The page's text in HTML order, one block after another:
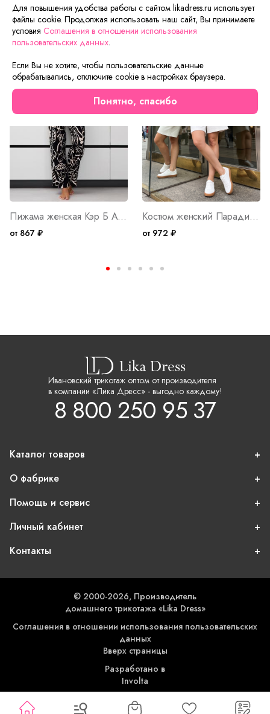
Новинка
Пижама женская Кэр Б Арт. 10401
от 867 ₽
Новинка
Костюм женский Парадиз М Арт. 10404
от 972 ₽
Ивановский трикотаж оптом от производителя
в компании «Лика Дресс» - выгодно каждому!
8 800 250 95 37
Каталог товаров
О фабрике
Помощь и сервис
Личный кабинет
Контакты
© 2000-2026, Производитель
домашнего трикотажа «Lika Dress»
Соглашения в отношении использования пользовательских
данных
Вверх страницы
Разработано в
Involta
Для повышения удобства работы с сайтом likadress.ru использует
файлы cookie. Продолжая использовать наш сайт, Вы принимаете
условия Соглашения в отношении использования
пользовательских данных.
Если Вы не хотите, чтобы пользовательские данные
обрабатывались, отключите cookie в настройках браузера.
Понятно, спасибо